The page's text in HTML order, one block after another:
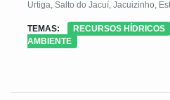
Urtiga, Salto do Jacuí, Jacuizinho,
TEMAS:
RECURSOS HÍDRICOS
AMBIENTE